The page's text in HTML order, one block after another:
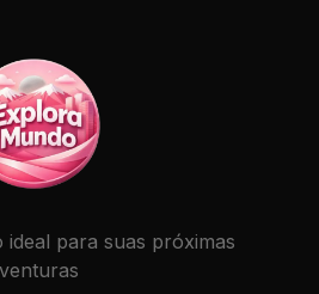
ideal para suas próximas